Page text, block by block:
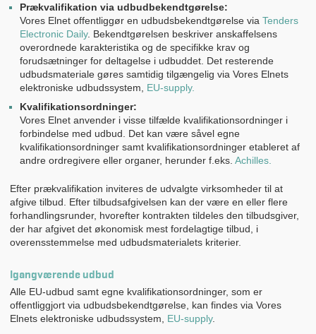
Prækvalifikation via udbudbekendtgørelse:
Vores Elnet offentliggør en udbudsbekendtgørelse via Tenders
Electronic Daily. Bekendtgørelsen beskriver anskaffelsens
overordnede karakteristika og de specifikke krav og
forudsætninger for deltagelse i udbuddet. Det resterende
udbudsmateriale gøres samtidig tilgængelig via Vores Elnets
elektroniske udbudssystem, EU-supply.
Kvalifikationsordninger:
Vores Elnet anvender i visse tilfælde kvalifikationsordninger i
forbindelse med udbud. Det kan være såvel egne
kvalifikationsordninger samt kvalifikationsordninger etableret af
andre ordregivere eller organer, herunder f.eks. Achilles.
Efter prækvalifikation inviteres de udvalgte virksomheder til at
afgive tilbud. Efter tilbudsafgivelsen kan der være en eller flere
forhandlingsrunder, hvorefter kontrakten tildeles den tilbudsgiver,
der har afgivet det økonomisk mest fordelagtige tilbud, i
overensstemmelse med udbudsmaterialets kriterier.
Igangværende udbud
Alle EU-udbud samt egne kvalifikationsordninger, som er
offentliggjort via udbudsbekendtgørelse, kan findes via Vores
Elnets elektroniske udbudssystem, EU-supply.